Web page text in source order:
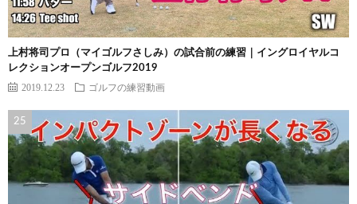
上村将司プロ（マイゴルフさしみ）の試合前の練習｜イングロイヤルコ
レクションオープンゴルフ2019
2019.12.23 ゴルフの練習動画